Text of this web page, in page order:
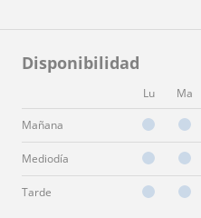
Disponibilidad
Lu Ma
Mañana
Mediodía
Tarde